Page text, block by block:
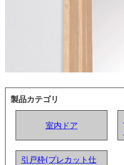
製品カテゴリ
室内ドア
引戸枠(プレカット仕